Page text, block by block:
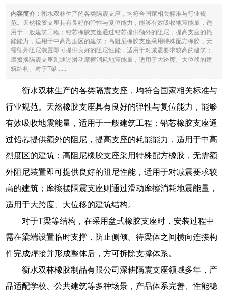
内容简介：衡水双林生产的各类隔震支座，均符合国家相关标准与行业规
范。天然橡胶支座具有良好的弹性与复位能力，能够有效吸收地震能量，适
用于一般建筑工程；铅芯橡胶支座通过铅芯提供额外的阻尼，提高支座的耗
能能力，适用于中高烈度区的建筑；高阻尼橡胶支座采用特殊配方橡胶，无
需额外阻尼装置即可提供良好的阻尼性能，适用于对减震要求较高的建筑；
摩擦摆隔震支座则通过滑动摩擦消耗地震能量，适用于大跨度、大位移的建
筑结构。对于T梁......
衡水双林生产的各类隔震支座，均符合国家相关标准与
行业规范。天然橡胶支座具有良好的弹性与复位能力，能够
有效吸收地震能量，适用于一般建筑工程；铅芯橡胶支座通
过铅芯提供额外的阻尼，提高支座的耗能能力，适用于中高
烈度区的建筑；高阻尼橡胶支座采用特殊配方橡胶，无需额
外阻尼装置即可提供良好的阻尼性能，适用于对减震要求较
高的建筑；摩擦摆隔震支座则通过滑动摩擦消耗地震能量，
适用于大跨度、大位移的建筑结构。
对于T梁等结构，在采用盆式橡胶支座时，安装过程中
需在梁端设置临时支撑，防止侧倾。待梁体之间横向连接构
件完成焊接并形成整体后，方可拆除支撑体系。
衡水双林橡胶制品有限公司深耕隔震支座领域多年，产
品适配学校、公共建筑等多种场景，产品体系完善、性能稳